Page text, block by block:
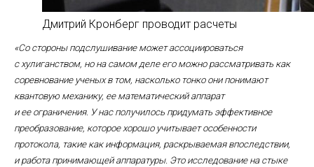
Дмитрий Кронберг проводит расчеты
«Со стороны подслушивание может ассоциироваться
с хулиганством, но на самом деле его можно рассматривать как
соревнование ученых в том, насколько тонко они понимают
квантовую механику, ее математический аппарат
и ее ограничения. У нас получилось придумать эффективное
преобразование, которое хорошо учитывает особенности
протокола, такие как информация, раскрываемая впоследствии,
и работа принимающей аппаратуры. Это исследование на стыке